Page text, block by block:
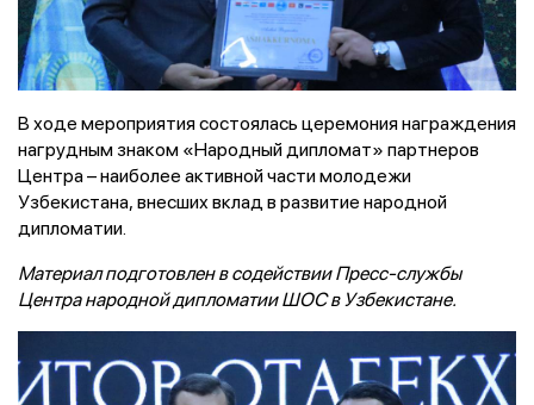
В ходе мероприятия состоялась церемония награждения
нагрудным знаком «Народный дипломат» партнеров
Центра – наиболее активной части молодежи
Узбекистана, внесших вклад в развитие народной
дипломатии.
Материал подготовлен в содействии Пресс-службы
Центра народной дипломатии ШОС в Узбекистане.